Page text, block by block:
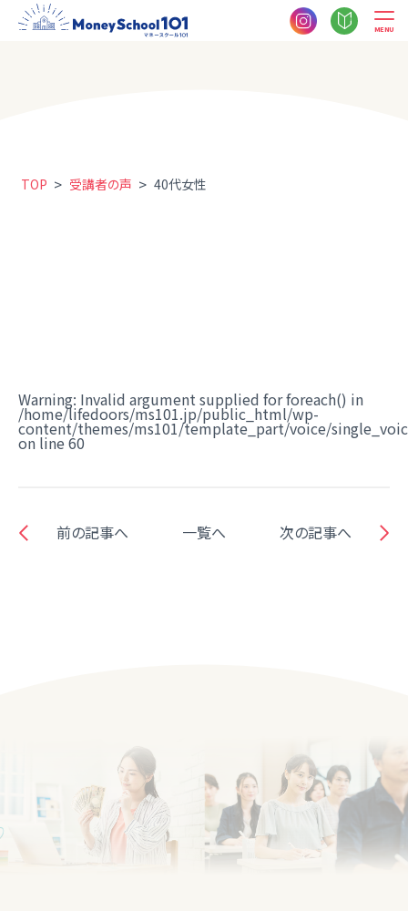
MENU
TOP > 受講者の声 > 40代女性
Warning: Invalid argument supplied for foreach() in
/home/lifedoors/ms101.jp/public_html/wp-
content/themes/ms101/template_part/voice/
on line 60
前の記事へ 一覧へ 次の記事へ